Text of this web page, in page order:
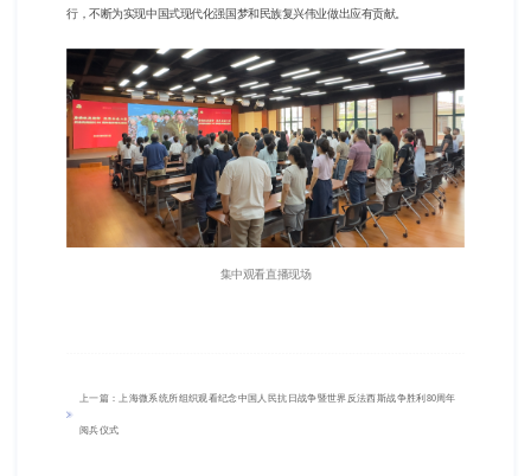
行，不断为实现中国式现代化强国梦和民族复兴伟业做出应有贡献。
集中观看直播现场
上一篇：上海微系统所组织观看纪念中国人民抗日战争暨世界反法西斯战争胜利80周年
阅兵仪式